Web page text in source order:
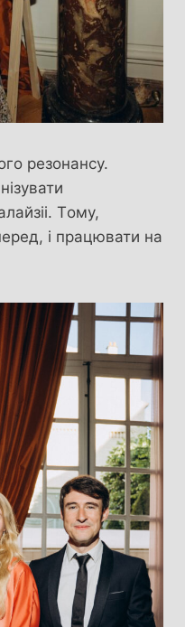
резонансу.
Tому,
і працювати на